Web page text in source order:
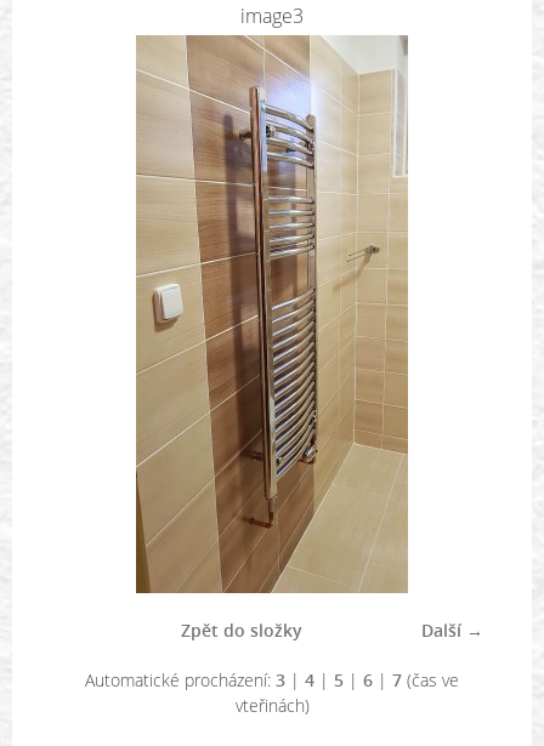
image3
Další →
Zpět do složky
Automatické procházení: 3 | 4 | 5 | 6 | 7 (čas ve
vteřinách)